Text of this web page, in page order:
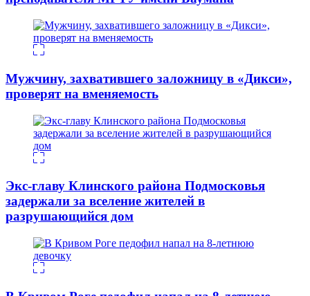
Мужчину, захватившего заложницу в «Дикси»,
проверят на вменяемость
Экс-главу Клинского района Подмосковья
задержали за вселение жителей в
разрушающийся дом